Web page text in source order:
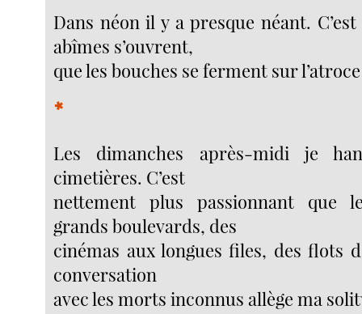
Dans néon il y a presque néant.
abîmes s’ouvrent,
que les bouches se ferment sur
*
Les dimanches après-midi je
cimetières. C’est
nettement plus passionnant que
grands boulevards, des
cinémas aux longues files, des flots
conversation
avec les morts inconnus allège ma